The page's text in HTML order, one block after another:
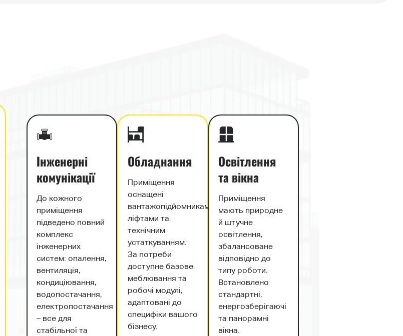
Інженерні
комунікації
До кожного
приміщення
підведено повний
комплекс
інженерних
систем: опалення,
вентиляція,
кондиціювання,
водопостачання,
електропостачання
– все для
стабільної та
Обладнання
Приміщення
оснащені
вантажопідйомниками,
ліфтами та
технічним
устаткуванням.
За потреби
доступне базове
меблювання та
робочі модулі,
адаптовані до
специфіки вашого
бізнесу.
Освітлення
та вікна
Приміщення
мають природне
й штучне
освітлення,
збалансоване
відповідно до
типу роботи.
Встановлено
стандартні,
енергозберігаючі
та панорамні
вікна.